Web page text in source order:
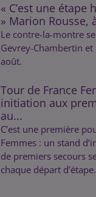
« C’est une
» Marion Rousse,
Le contre-la-montre
Gevrey-Chambertin
août.
Tour de France
initiation aux
au...
C’est une première
Femmes : un stand
de premiers secours
chaque départ